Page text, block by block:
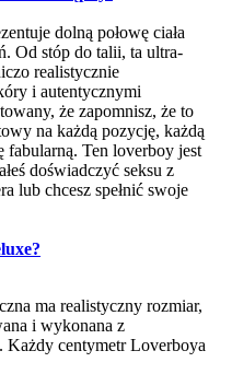
dolną połowę ciała
Od stóp do talii, ta ultra-
realistycznie
i autentycznymi
że zapomnisz, że to
na każdą pozycję, każdą
fabularną. Ten loverboy jest
doświadczyć seksu z
lub chcesz spełnić swoje
ma realistyczny rozmiar,
i wykonana z
Każdy centymetr Loverboya